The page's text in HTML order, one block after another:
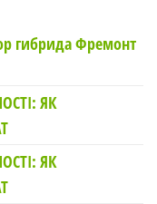
гибрида Фремонт
ЯК
ЯК